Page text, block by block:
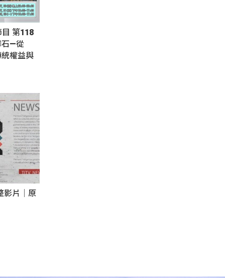
第118
石—從
權益與
影片｜原